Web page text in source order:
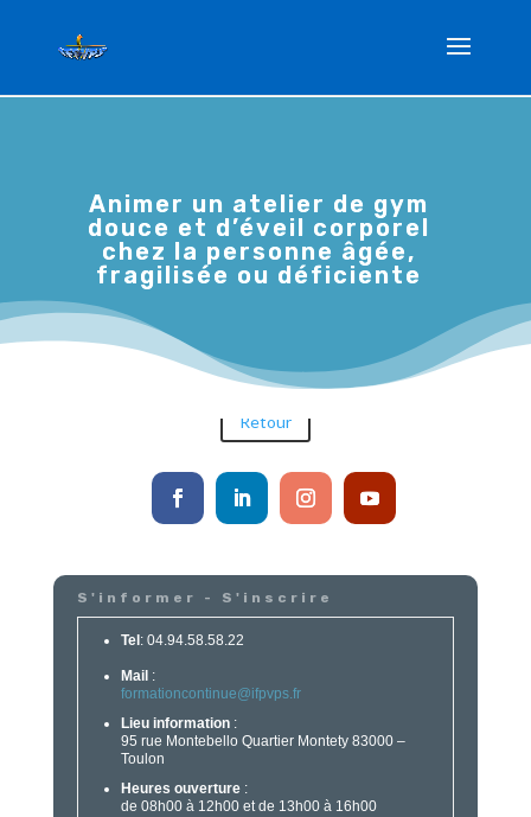
chez la personne âgée,
fragilisée ou déficiente
2 Déc 2019
Animer un atelier de gym
douce et d’éveil corporel
chez la personne âgée,
fragilisée ou déficiente
Retour
S'informer - S'inscrire
Tel : 04.94.58.58.22
Mail :
formationcontinue@ifpvps.fr
Lieu information:
95 rue Montebello Quartier Montety 83000 –
Toulon
Heures ouverture:
de 08h00 à 12h00 et de 13h00 à 16h00